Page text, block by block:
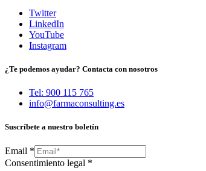
Twitter
LinkedIn
YouTube
Instagram
¿Te podemos ayudar? Contacta con nosotros
Tel: 900 115 765
info@farmaconsulting.es
Suscríbete a nuestro boletín
Email *
Consentimiento legal *